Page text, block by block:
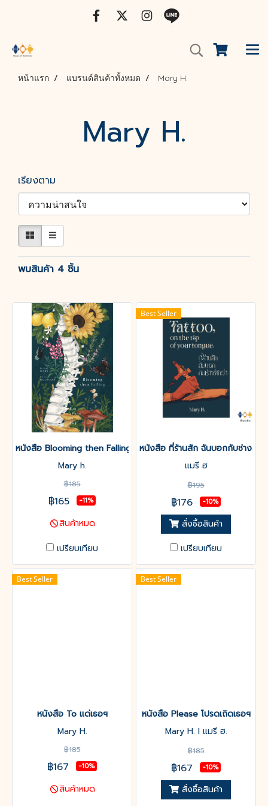
หน้าแรก แบรนด์สินค้าทั้งหมด Mary H.
Mary H.
เรียงตาม
พบสินค้า 4 ชิ้น
หนังสือ Blooming then Falling ด้วยผลิบานจึงคืนสู่
Mary h.
฿185
฿165 -11%
สินค้าหมด
เปรียบเทียบ
Best Seller
หนังสือ ที่ร้านสัก ฉันบอกกับช่างสักว่
แมรี ฮ
฿195
฿176 -10%
สั่งซื้อสินค้า
เปรียบเทียบ
Best Seller
หนังสือ To แด่เธอฯ
Mary H.
฿185
฿167 -10%
สินค้าหมด
Best Seller
หนังสือ Please โปรดเถิดเธอฯ
Mary H. l แมรี ฮ.
฿185
฿167 -10%
สั่งซื้อสินค้า